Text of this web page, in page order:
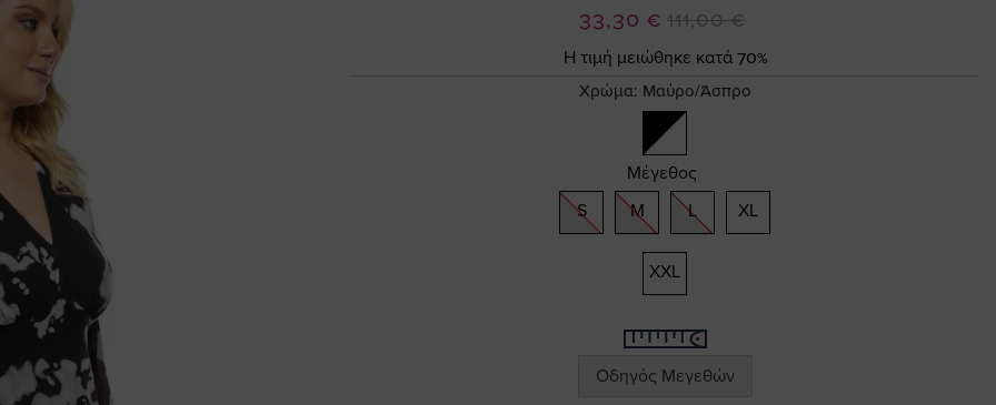
Ειδική
Τιμή
33,30 € 111,00 €
Η τιμή μειώθηκε κατά 70%
Χρώμα: Μαύρο/Άσπρο
Μέγεθος
S
M L XL
XXL
Οδηγός Μεγεθών